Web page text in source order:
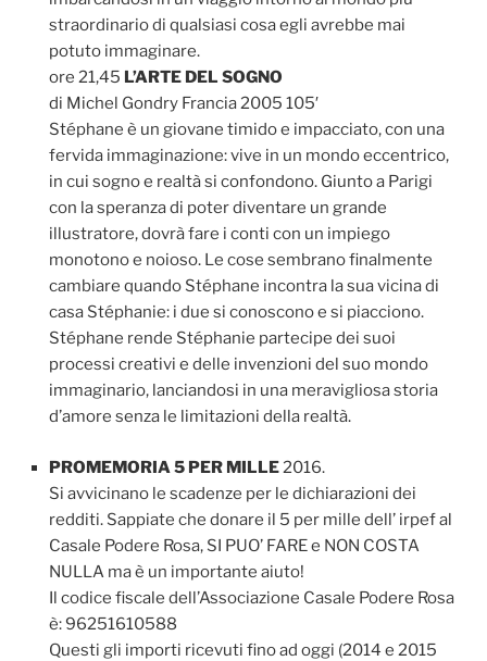
straordinario di qualsiasi cosa egli avrebbe mai
potuto immaginare.
ore 21,45 L’ARTE DEL SOGNO
di Michel Gondry Francia 2005 105′
Stéphane è un giovane timido e impacciato, con una
fervida immaginazione: vive in un mondo eccentrico,
in cui sogno e realtà si confondono. Giunto a Parigi
con la speranza di poter diventare un grande
illustratore, dovrà fare i conti con un impiego
monotono e noioso. Le cose sembrano finalmente
cambiare quando Stéphane incontra la sua vicina di
casa Stéphanie: i due si conoscono e si piacciono.
Stéphane rende Stéphanie partecipe dei suoi
processi creativi e delle invenzioni del suo mondo
immaginario, lanciandosi in una meravigliosa storia
d’amore senza le limitazioni della realtà.
PROMEMORIA 5 PER MILLE 2016.
Si avvicinano le scadenze per le dichiarazioni dei
redditi. Sappiate che donare il 5 per mille dell’ irpef al
Casale Podere Rosa, SI PUO’ FARE e NON COSTA
NULLA ma è un importante aiuto!
Il codice fiscale dell’Associazione Casale Podere Rosa
è: 96251610588
Questi gli importi ricevuti fino ad oggi (2014 e 2015